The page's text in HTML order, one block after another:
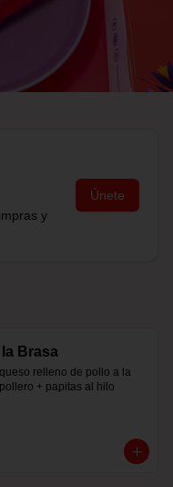
y
Únete
Brasa
relleno de pollo a la
+ papitas al hilo